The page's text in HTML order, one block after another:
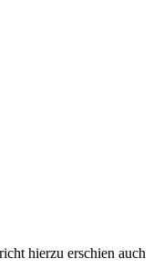
hierzu erschien auch